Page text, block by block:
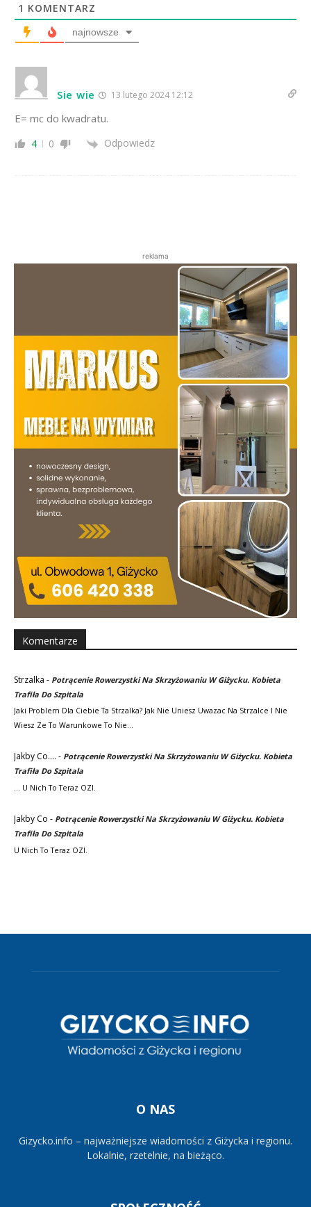
1 KOMENTARZ
najnowsze
Sie wie 13 lutego 2024 12:12
E= mc do kwadratu.
4 0 Odpowiedz
reklama
Komentarze
Strzalka - Potrącenie Rowerzystki Na Skrzyżowaniu W Giżycku. Kobieta
Trafiła Do Szpitala
Jaki Problem Dla Ciebie Ta Strzalka? Jak Nie Uniesz Uwazac Na Strzalce I Nie
Wiesz Ze To Warunkowe To Nie…
Jakby Co.... - Potrącenie Rowerzystki Na Skrzyżowaniu W Giżycku. Kobieta
Trafiła Do Szpitala
... U Nich To Teraz OZI.
Jakby Co - Potrącenie Rowerzystki Na Skrzyżowaniu W Giżycku. Kobieta
Trafiła Do Szpitala
U Nich To Teraz OZI.
O NAS
Gizycko.info – najważniejsze wiadomości z Giżycka i regionu.
Lokalnie, rzetelnie, na bieżąco.